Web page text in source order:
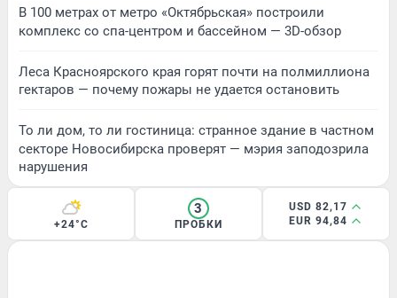
В 100 метрах от метро «Октябрьская» построили
комплекс со спа-центром и бассейном — 3D-обзор
Леса Красноярского края горят почти на полмиллиона
гектаров — почему пожары не удается остановить
То ли дом, то ли гостиница: странное здание в частном
секторе Новосибирска проверят — мэрия заподозрила
нарушения
+24°C
3
ПРОБКИ
USD 82,17
EUR 94,84